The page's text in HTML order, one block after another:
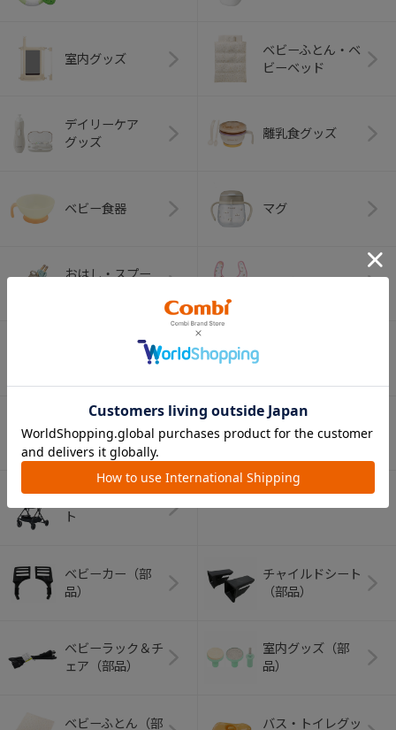
室内グッズ
ベビーふとん・ベ
ビーベッド
デイリーケア
グッズ
離乳食グッズ
ベビー食器 マグ
おはし・スプー
（お口のケア）
（ヘルメット）
ペット用品
ショッピングカー
ト
ベビーカー（部
品）
チャイルドシート
（部品）
ベビーラック＆チ
ェア（部品）
室内グッズ（部
品）
ベビーふとん（部
バス・トイレグッ